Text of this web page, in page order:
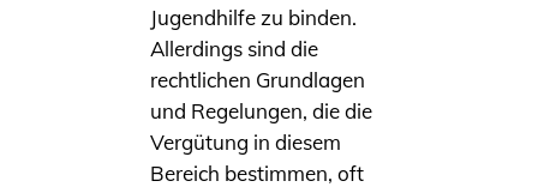
Jugendhilfe zu binden.
Allerdings sind die
rechtlichen Grundlagen
und Regelungen, die die
Vergütung in diesem
Bereich bestimmen, oft